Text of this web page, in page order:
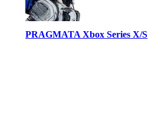
PRAGMATA Xbox Series X/S